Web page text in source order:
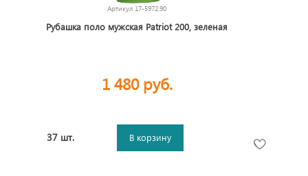
Артикул 17-5972.90
Рубашка поло мужская Patriot 200, зеленая
1 480 руб.
37 шт. В корзину